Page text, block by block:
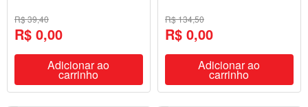
R$ 39,40
R$ 0,00
Adicionar ao
carrinho
R$ 134,50
R$ 0,00
Adicionar ao
carrinho